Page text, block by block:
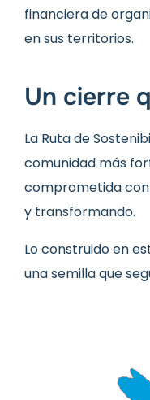
financiera de
en sus territorios.
Un cierre
La Ruta de
comunidad más
comprometida
y transformando.
Lo construido en
una semilla que